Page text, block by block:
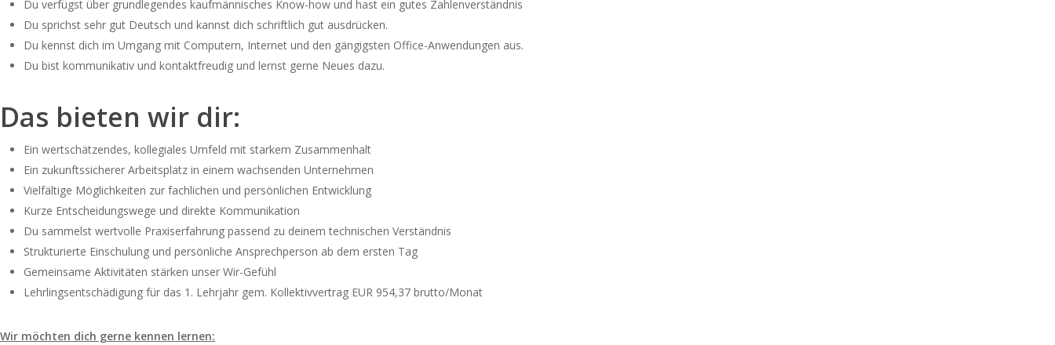
Du verfügst über grundlegendes kaufmännisches Know-how und hast ein gutes Zahlenverständnis
Du sprichst sehr gut Deutsch und kannst dich schriftlich gut ausdrücken.
Du kennst dich im Umgang mit Computern, Internet und den gängigsten Office-Anwendungen aus.
Du bist kommunikativ und kontaktfreudig und lernst gerne Neues dazu.
Das bieten wir dir:
Ein wertschätzendes, kollegiales Umfeld mit starkem Zusammenhalt
Ein zukunftssicherer Arbeitsplatz in einem wachsenden Unternehmen
Vielfältige Möglichkeiten zur fachlichen und persönlichen Entwicklung
Kurze Entscheidungswege und direkte Kommunikation
Du sammelst wertvolle Praxiserfahrung passend zu deinem technischen Verständnis
Strukturierte Einschulung und persönliche Ansprechperson ab dem ersten Tag
Gemeinsame Aktivitäten stärken unser Wir-Gefühl
Lehrlingsentschädigung für das 1. Lehrjahr gem. Kollektivvertrag EUR 954,37 brutto/Monat
Wir möchten dich gerne kennen lernen: